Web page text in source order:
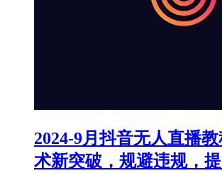
2024-9月抖音无人直播
术新突破，规避违规，